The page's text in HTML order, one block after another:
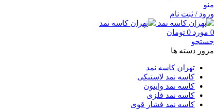
منو
ورود / ثبت نام
0 مورد 0 تومان
جستجو
مرور دسته ها
تهران کاسه نمد
کاسه نمد لاستیکی
کاسه نمد وایتون
کاسه نمد فلزی
کاسه نمد فشار قوی